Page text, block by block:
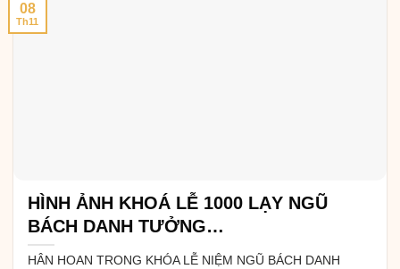
HÌNH ẢNH KHOÁ LỄ 1000 LẠY NGŨ
BÁCH DANH TƯỞNG…
HÂN HOAN TRONG KHÓA LỄ NIỆM NGŨ BÁCH DANH
08
Th11